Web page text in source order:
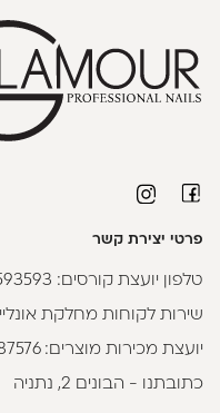
פרטי יצירת קשר
טלפון יועצת קורסים:
שירות לקוחות מחלקת
יועצת מכירות מוצרים:
כתובתנו - הבונים 2, נתניה